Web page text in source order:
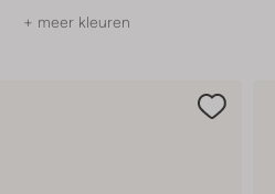
+ meer kleuren